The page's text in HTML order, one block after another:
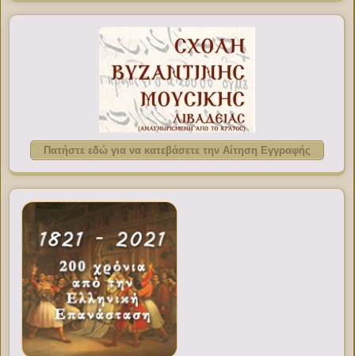
Πατήστε εδώ για να κατεβάσετε την Αίτηση Εγγραφής